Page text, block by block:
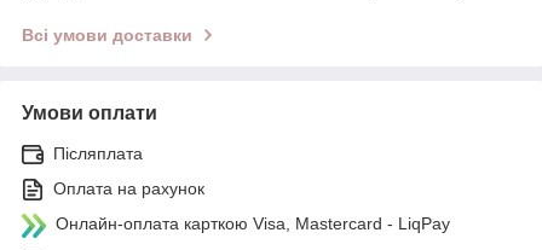
Всі умови доставки
Умови оплати
Післяплата
Оплата на рахунок
Онлайн-оплата карткою Visa, Mastercard - LiqPay